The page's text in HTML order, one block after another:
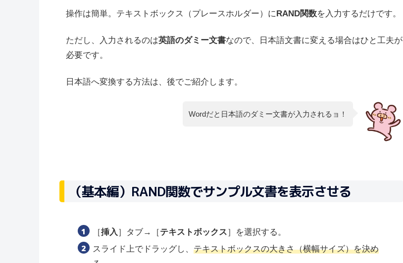
操作は簡単。テキストボックス（プレースホルダー）に RAND関数を入力するだけです。
ただし、入力されるのは英語のダミー文書なので、日本語文書に変える場合はひと工夫が
必要です。
日本語へ変換する方法は、後でご紹介します。
Wordだと日本語のダミー文書が入力されるョ！
（基本編）RAND関数でサンプル文書を表示させる
［挿入］タブ→［テキストボックス］を選択する。
スライド上でドラッグし、テキストボックスの大きさ（横幅サイズ）を決め